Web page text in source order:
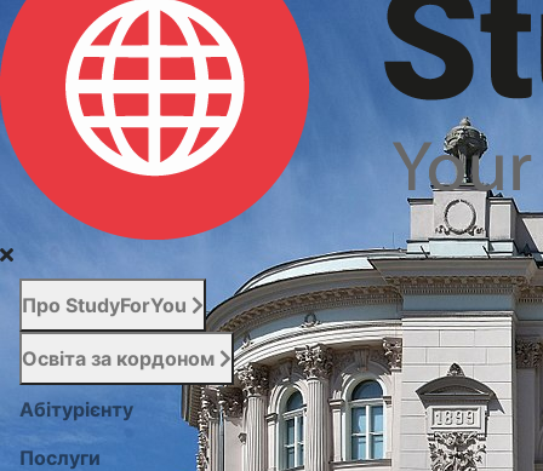
Про StudyForYou
Освіта за кордоном
Абітурієнту
Послуги